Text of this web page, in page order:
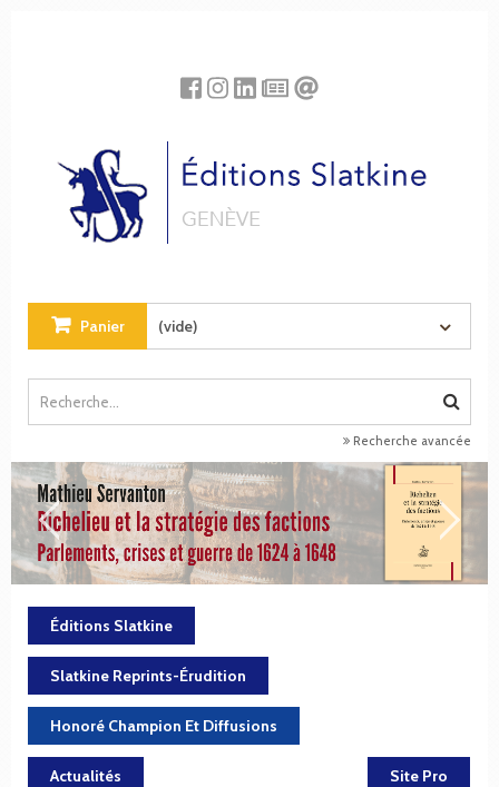
Panier (vide)
Recherche avancée
Éditions Slatkine
Slatkine Reprints-Érudition
Honoré Champion Et Diffusions
Actualités Site Pro